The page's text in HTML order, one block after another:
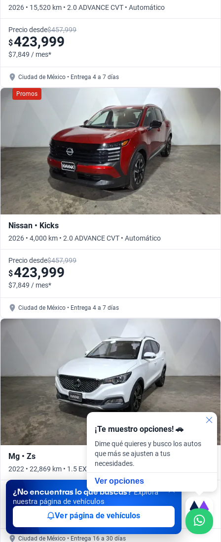
2026 • 15,520 km • 2.0 ADVANCE CVT • Automático
Precio desde$457,999
$423,999
$7,849 / mes*
Ciudad de México • Entrega 4 a 7 días
Promos
Nissan • Kicks
2026 • 4,000 km • 2.0 ADVANCE CVT • Automático
Precio desde$457,999
$423,999
$7,849 / mes*
Ciudad de México • Entrega 4 a 7 días
Mg • Zs
2022 • 22,869 km • 1.5 EXCITE AUTO • Automático
Precio desde
223,999
$4,436 / mes*
Ciudad de México • Entrega 16 a 30 días
¿No encuentras lo que buscas? Explora
nuestra página de vehículos
Ver página de vehículos
¡Te muestro opciones! 🚗
Dime qué quieres y busco los autos
que más se ajusten a tus
necesidades.
Ver opciones